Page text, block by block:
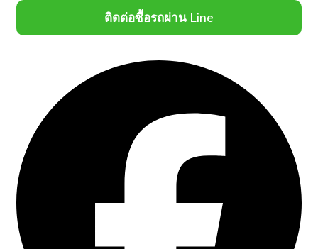
ติดต่อซื้อรถผ่าน Line